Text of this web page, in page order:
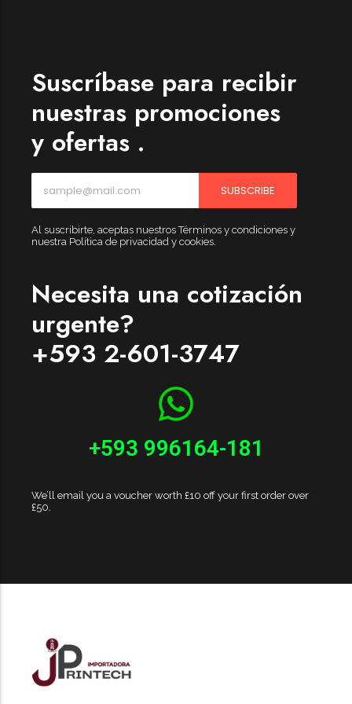
Forfeited you engrossed
Especially favourable
Menswear
Forfeited you engrossed
Another as studied
Especially favourable
Video
Suscríbase para recibir
nuestras promociones
y ofertas .
SUBSCRIBE
Al suscribirte, aceptas nuestros Términos y condiciones y
nuestra Política de privacidad y cookies.
Necesita una cotización
urgente?
+593 2-601-3747
+593 996164-181
We’ll email you a voucher worth £10 off your first order over
£50.